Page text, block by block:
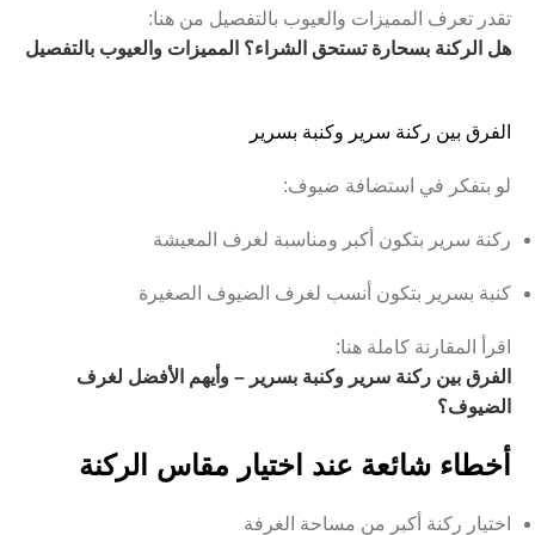
تقدر تعرف المميزات والعيوب بالتفصيل من هنا:
هل الركنة بسحارة تستحق الشراء؟ المميزات والعيوب بالتفصيل
الفرق بين ركنة سرير وكنبة بسرير
لو بتفكر في استضافة ضيوف:
ركنة سرير بتكون أكبر ومناسبة لغرف المعيشة
كنبة بسرير بتكون أنسب لغرف الضيوف الصغيرة
اقرأ المقارنة كاملة هنا:
الفرق بين ركنة سرير وكنبة بسرير – وأيهم الأفضل لغرف
الضيوف؟
أخطاء شائعة عند اختيار مقاس الركنة
اختيار ركنة أكبر من مساحة الغرفة